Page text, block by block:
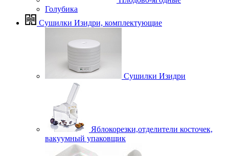
Голубика
Сушилки Изидри, комплектующие
Сушилки Изидри
Яблокорезки,отделители косточек,
вакуумный упаковщик